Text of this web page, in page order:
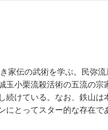
家伝の武術を学ぶ。民弥
小栗流殺活術の五流の宗
続けている。なお、鉄山は
とってスター的な存在で